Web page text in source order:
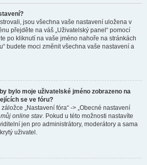
jsou všechna vaše nastavení uložena v
přejděte na váš „Uživatelský panel“ pomocí
po kliknutí na vaše jméno nahoře na stránkách
budete moci změnit všechna vaše nastavení a
bylo moje uživatelské jméno zobrazeno na
se ve fóru?
„Nastavení fóra“ -> „Obecné nastavení
online stav. Pokud u této možnosti nastavíte
jen pro administrátory, moderátory a sama
uživatel.